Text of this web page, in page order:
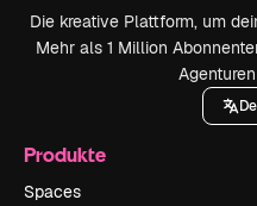
Die kreative Plattform, um
Mehr als 1 Million
Produkte
Spaces